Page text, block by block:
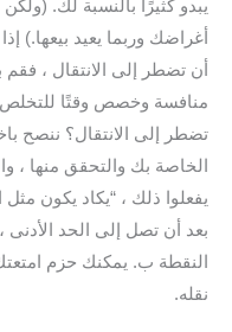
يبدو كثيرًا بالنسبة لك.
أغراضك وربما يعيد بيعها.)
أن تضطر إلى الانتقال ، فقم
منافسة وخصص وقتًا للتخلص
تضطر إلى الانتقال؟ ننصح
الخاصة بك والتحقق منها ،
يفعلوا ذلك ، “يكاد يكون
بعد أن تصل إلى الحد الأدنى
النقطة ب. يمكنك حزم
نقله.